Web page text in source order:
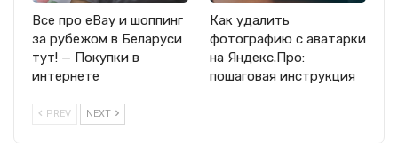
Все про eBay и шоппинг
за рубежом в Беларуси
тут! — Покупки в
интернете
Как удалить
фотографию с аватарки
на Яндекс.Про:
пошаговая инструкция
PREV NEXT